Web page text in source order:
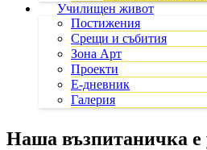
Училищен живот
Постижения
Срещи и събития
Зона Арт
Проекти
Е-дневник
Галерия
Наша възпитаничка е